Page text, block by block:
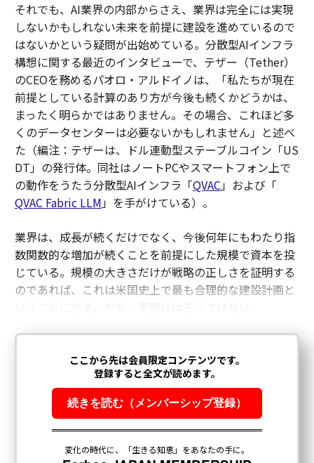
それでも、AI業界の内部からさえ、業界は完全には実現
しないかもしれない未来を前提に建設を進めているので
はないかという疑問が出始めている。分散型AIインフラ
構想に関する最近のインタビューで、テザー（Tether）
のCEOを務めるパオロ・アルドイノは、「私たちが現在
前提としている計算のあり方が今後も続くかどうかは、
まったく明らかではありません。その場合、これほど多
くのデータセンターは必要ないかもしれません」と述べ
た（編注：テザーは、ドル連動型ステーブルコイン「US
DT」の発行体。同社はノートPCやスマートフォン上で
の動作をうたう分散型AIインフラ「QVAC」および「
QVAC Fabric LLM」を手がけている）。
業界は、成長が続くだけでなく、今後何年にもわたり指
数関数的な増加が続くことを前提にした規模で資本を投
じている。規模の大きさだけが戦略の正しさを証明する
のであれば、これは米国史上で最も合理的な建設計画と